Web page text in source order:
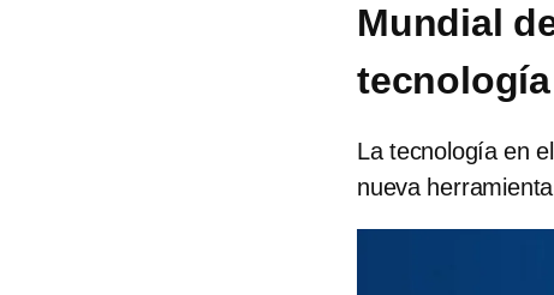
Mundial
La tecnología en
nueva